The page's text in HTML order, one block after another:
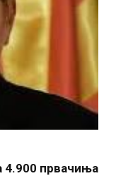
4.900 првачиња